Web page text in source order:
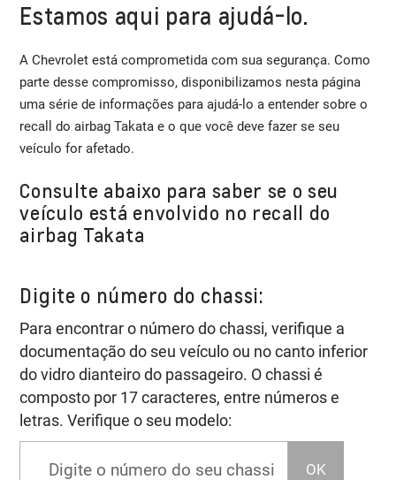
Estamos aqui para ajudá-lo.
A Chevrolet está comprometida com sua segurança. Como
parte desse compromisso, disponibilizamos nesta página
uma série de informações para ajudá-lo a entender sobre o
recall do airbag Takata e o que você deve fazer se seu
veículo for afetado.
Consulte abaixo para saber se o seu
veículo está envolvido no recall do
airbag Takata
Digite o número do chassi:
Para encontrar o número do chassi, verifique a
documentação do seu veículo ou no canto inferior
do vidro dianteiro do passageiro. O chassi é
composto por 17 caracteres, entre números e
letras. Verifique o seu modelo:
OK